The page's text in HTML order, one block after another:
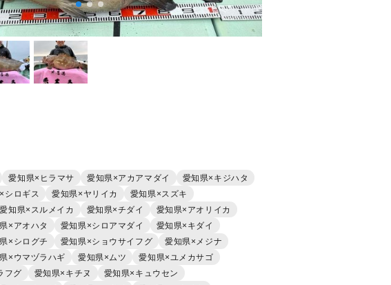
愛知県×ヒラマサ 愛知県×アカアマダイ
愛知県×キジハタ
シロギス 愛知県×ヤリイカ
愛知県×スズキ
愛知県×スルメイカ 愛知県×チダイ
愛知県×アオリイカ
×アオハタ 愛知県×シロアマダイ
愛知県×キダイ
×シログチ 愛知県×ショウサイフグ
愛知県×メジナ
×ウマヅラハギ 愛知県×ムツ
愛知県×ユメカサゴ
フグ 愛知県×キチヌ
愛知県×キュウセン